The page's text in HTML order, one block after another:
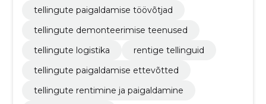
tellingute paigaldamise töövõtjad
tellingute demonteerimise teenused
tellingute logistika
rentige tellinguid
tellingute paigaldamise ettevõtted
tellingute rentimine ja paigaldamine